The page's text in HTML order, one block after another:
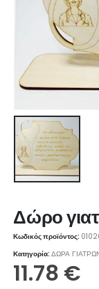
Δώρο
Κωδικός προϊόντος:
Κατηγορία:ΔΩΡΑ
11.78 €